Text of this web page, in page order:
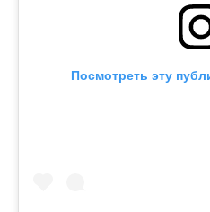
Посмотреть эту